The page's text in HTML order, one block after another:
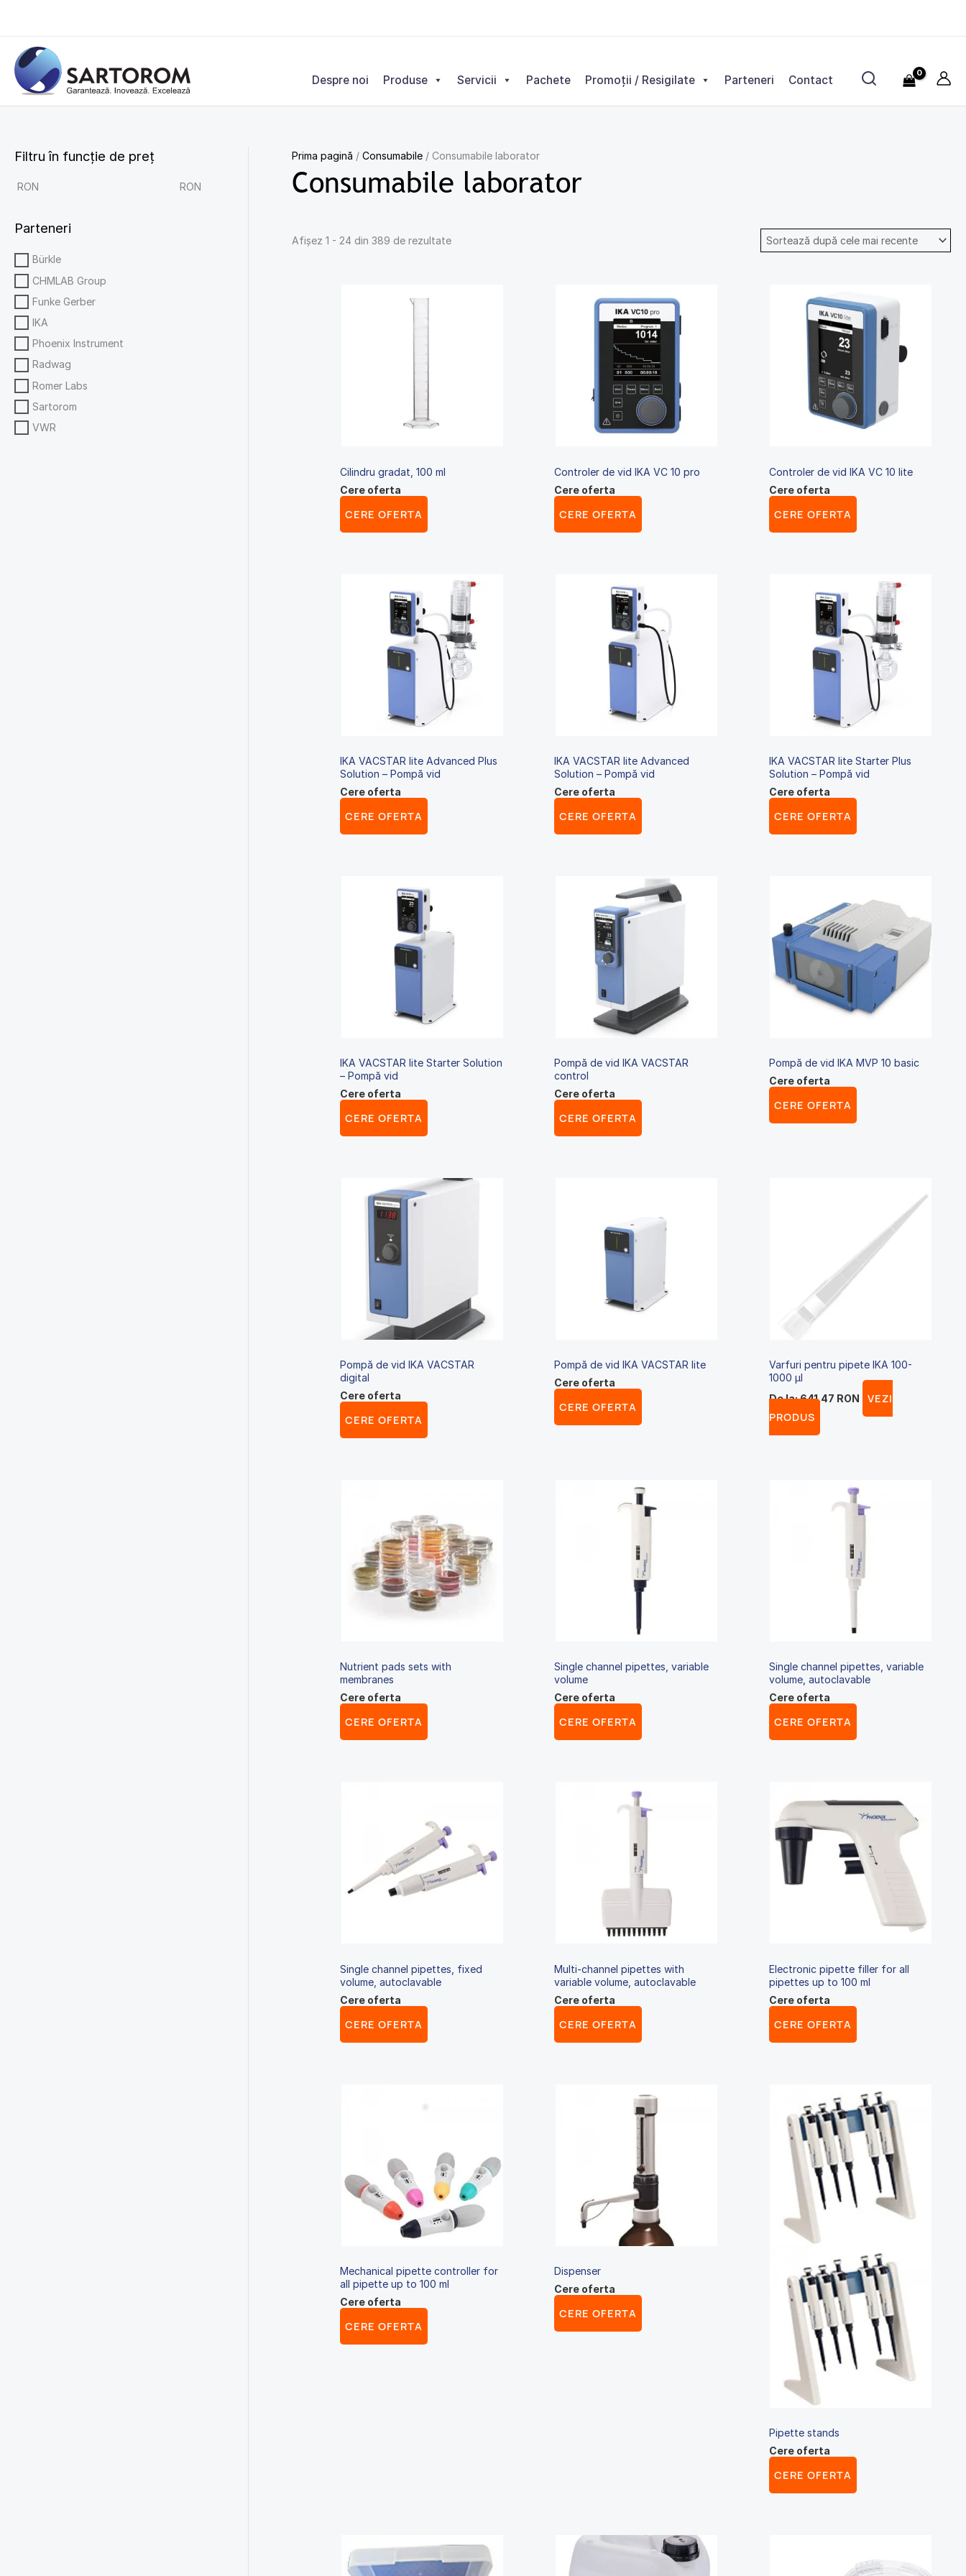
content
Despre noi Produse Servicii Pachete Promoții / Resigilate Parteneri Contact
Filtru în funcție de preț
RON RON
Parteneri
Bürkle
CHMLAB Group
Funke Gerber
IKA
Phoenix Instrument
Radwag
Romer Labs
Sartorom
VWR
Prima pagină / Consumabile / Consumabile laborator
Consumabile laborator
Afișez 1 - 24 din 389 de rezultate
recente
Cilindru gradat, 100 ml
Cere oferta
CERE OFERTA
Controler de vid IKA VC 10 pro
Cere oferta
CERE OFERTA
Controler de vid IKA VC 10 lite
Cere oferta
CERE OFERTA
IKA VACSTAR lite Advanced Plus
Solution – Pompă vid
Cere oferta
CERE OFERTA
IKA VACSTAR lite Advanced
Solution – Pompă vid
Cere oferta
CERE OFERTA
IKA VACSTAR lite Starter Plus
Solution – Pompă vid
Cere oferta
CERE OFERTA
IKA VACSTAR lite Starter Solution
– Pompă vid
Cere oferta
CERE OFERTA
Pompă de vid IKA VACSTAR
control
Cere oferta
CERE OFERTA
Pompă de vid IKA MVP 10 basic
Cere oferta
CERE OFERTA
Pompă de vid IKA VACSTAR
digital
Cere oferta
CERE OFERTA
Pompă de vid IKA VACSTAR lite
Cere oferta
CERE OFERTA
Varfuri pentru pipete IKA 100-
1000 µl
De la:641.47 RON
VEZI
PRODUS
variații.
Opțiunile
pot
în
produsului.
Nutrient pads sets with
membranes
Cere oferta
CERE OFERTA
Single channel pipettes, variable
volume
Cere oferta
CERE OFERTA
Single channel pipettes, variable
volume, autoclavable
Cere oferta
CERE OFERTA
Single channel pipettes, fixed
volume, autoclavable
Cere oferta
CERE OFERTA
Multi-channel pipettes with
variable volume, autoclavable
Cere oferta
CERE OFERTA
Electronic pipette filler for all
pipettes up to 100 ml
Cere oferta
CERE OFERTA
Mechanical pipette controller for
all pipette up to 100 ml
Cere oferta
CERE OFERTA
Dispenser
Cere oferta
CERE OFERTA
Pipette stands
Cere oferta
CERE OFERTA